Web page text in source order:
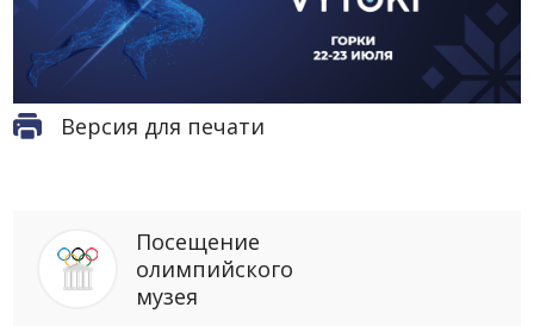
Версия для печати
Посещение
олимпийского
музея